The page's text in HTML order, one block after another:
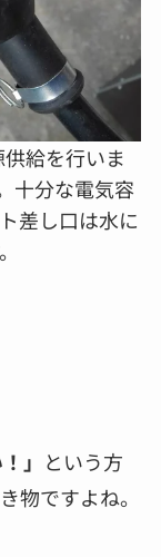
給を行いま
十分な電気容
差し口は水に
」 という方
物ですよね。